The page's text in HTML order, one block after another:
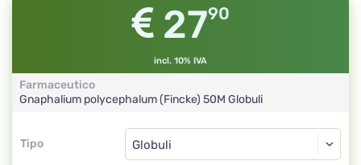
2790
incl. 10% IVA
Farmaceutico
Gnaphalium polycephalum (Fincke) 50M Globuli
Tipo
Tipo